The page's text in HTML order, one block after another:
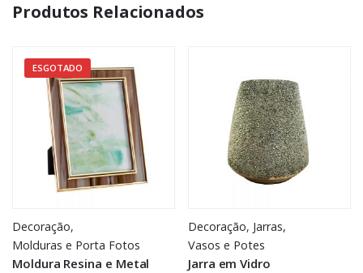
Produtos Relacionados
ESGOTADO
Decoração,
Molduras e Porta Fotos
Moldura Resina e Metal
Decoração, Jarras,
Vasos e Potes
Jarra em Vidro